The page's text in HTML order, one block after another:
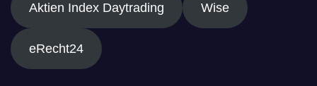
Aktien Index Daytrading Wise
eRecht24